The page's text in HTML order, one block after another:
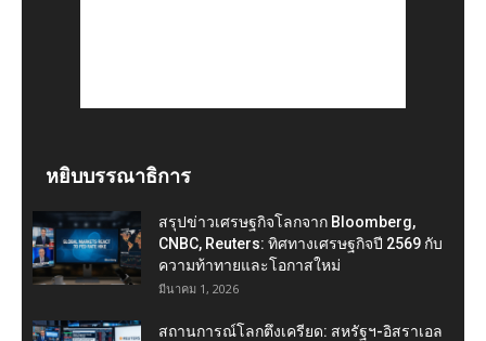
หยิบบรรณาธิการ
สรุปข่าวเศรษฐกิจโลกจาก Bloomberg,
CNBC, Reuters: ทิศทางเศรษฐกิจปี 2569 กับ
ความท้าทายและโอกาสใหม่
มีนาคม 1, 2026
สถานการณ์โลกตึงเครียด: สหรัฐฯ-อิสราเอล